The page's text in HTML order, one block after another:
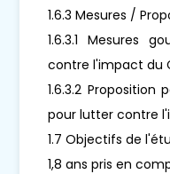
1.6.3 Mesures /
1.6.3.1 Mesures
contre l'impact du
1.6.3.2 Proposition
pour lutter contre
1.7 Objectifs de
1,8 ans pris en